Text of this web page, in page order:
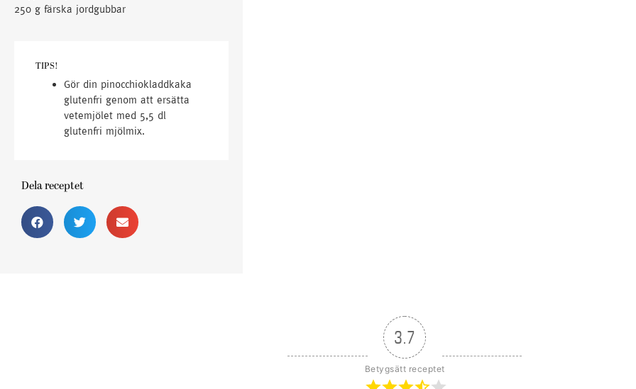
250 g färska jordgubbar
TIPS!
Gör din pinocchiokladdkaka
glutenfri genom att ersätta
vetemjölet med 5,5 dl
glutenfri mjölmix.
Dela receptet
3.7
Betygsätt receptet